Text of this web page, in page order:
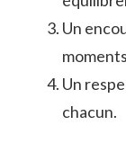
Un
Un
chacun.